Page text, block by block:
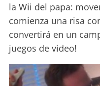
la Wii del papa:
comienza una risa
convertirá en un
juegos de video!